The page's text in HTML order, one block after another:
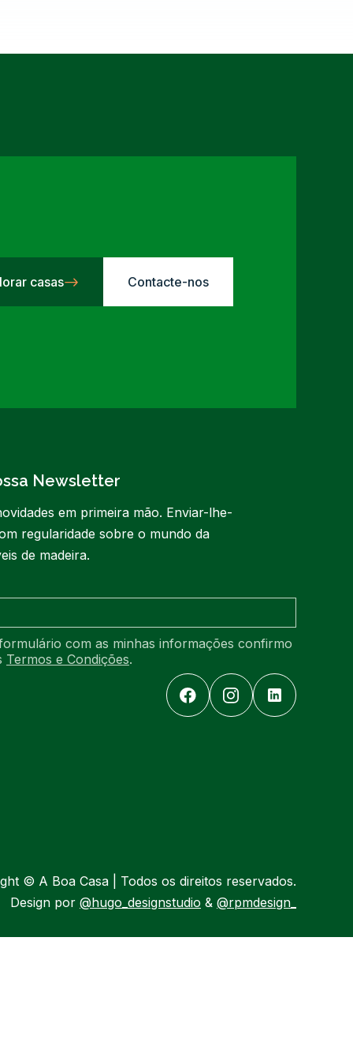
casas Contacte-nos
Newsletter
em primeira mão. Enviar-lhe-
regularidade sobre o mundo da
de madeira.
com as minhas informações confirmo
Termos e Condições.
© A Boa Casa | Todos os direitos reservados.
Design por @hugo_designstudio & @rpmdesign_